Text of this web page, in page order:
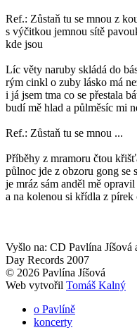
Ref.: Zůstaň tu se mnou z
s výčitkou jemnou sítě
kde jsou
Líc věty naruby skládá do
rým cinkl o zuby lásko má
i já jsem tma co se přestala
budí mě hlad a půlměsíc mi
Ref.: Zůstaň tu se mnou ...
Příběhy z mramoru čtou
půlnoc jde z obzoru gong se
je mráz sám anděl mě opravil
a na kolenou si křídla z pírek
Vyšlo na: CD Pavlína Jíšová
Day Records 2007
© 2026 Pavlína Jíšová
Web vytvořil Tomáš Kalný
o Pavlíně
koncerty